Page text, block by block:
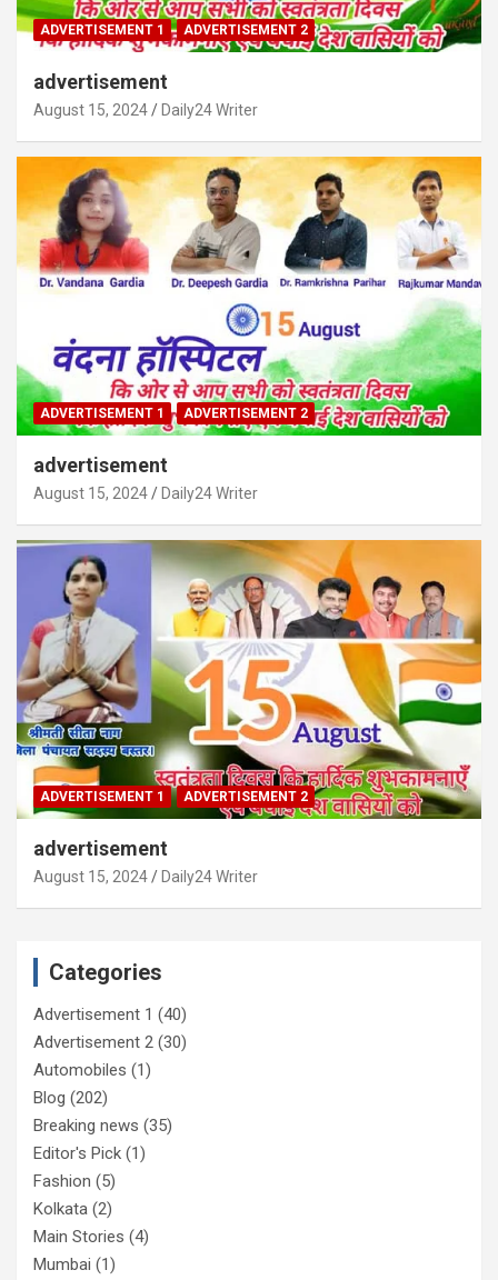
ADVERTISEMENT 1 ADVERTISEMENT 2
advertisement
August 15, 2024 Daily24 Writer
ADVERTISEMENT 1 ADVERTISEMENT 2
advertisement
August 15, 2024 Daily24 Writer
ADVERTISEMENT 1 ADVERTISEMENT 2
advertisement
August 15, 2024 Daily24 Writer
Categories
Advertisement 1 (40)
Advertisement 2 (30)
Automobiles (1)
Blog (202)
Breaking news (35)
Editor's Pick (1)
Fashion (5)
Kolkata (2)
Main Stories (4)
Mumbai (1)